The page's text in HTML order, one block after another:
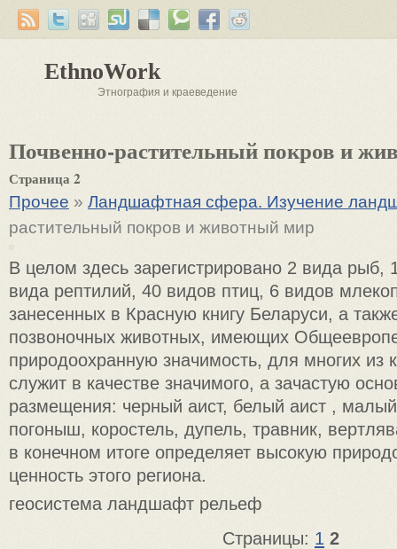
EthnoWork
Этнография и краеведение
Почвенно-растительный покров и
Страница 2
Прочее » Ландшафтная сфера. Изучение
растительный покров и животный мир
В целом здесь зарегистрировано 2 вида
вида рептилий, 40 видов птиц, 6 видов
занесенных в Красную книгу Беларуси, а
позвоночных животных, имеющих
природоохранную значимость, для многих из
служит в качестве значимого, а зачастую
размещения: черный аист, белый аист ,
погоныш, коростель, дупель, травник,
в конечном итоге определяет высокую
ценность этого региона.
геосистема ландшафт рельеф
Страницы: 1 2